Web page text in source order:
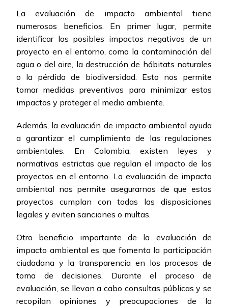
La evaluación de impacto ambiental tiene
numerosos beneficios. En primer lugar, permite
identificar los posibles impactos negativos de un
proyecto en el entorno, como la contaminación del
agua o del aire, la destrucción de hábitats naturales
o la pérdida de biodiversidad. Esto nos permite
tomar medidas preventivas para minimizar estos
impactos y proteger el medio ambiente.
Además, la evaluación de impacto ambiental ayuda
a garantizar el cumplimiento de las regulaciones
ambientales. En Colombia, existen leyes y
normativas estrictas que regulan el impacto de los
proyectos en el entorno. La evaluación de impacto
ambiental nos permite asegurarnos de que estos
proyectos cumplan con todas las disposiciones
legales y eviten sanciones o multas.
Otro beneficio importante de la evaluación de
impacto ambiental es que fomenta la participación
ciudadana y la transparencia en los procesos de
toma de decisiones. Durante el proceso de
evaluación, se llevan a cabo consultas públicas y se
recopilan opiniones y preocupaciones de la